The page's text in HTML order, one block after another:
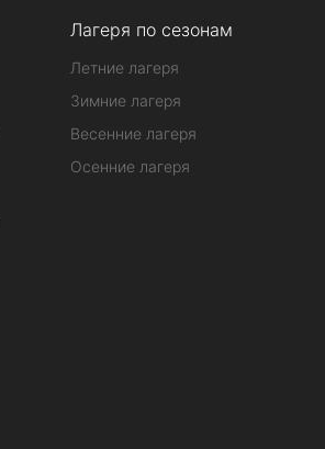
Лагеря по сезонам
Летние лагеря
Зимние лагеря
Весенние лагеря
Осенние лагеря